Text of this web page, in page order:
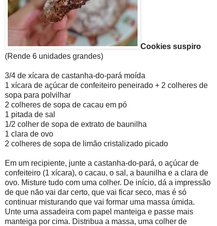
Cookies suspiro
(Rende 6 unidades grandes)
3/4 de xícara de castanha-do-pará moída
1 xícara de açúcar de confeiteiro peneirado + 2 colheres de
sopa para polvilhar
2 colheres de sopa de cacau em pó
1 pitada de sal
1/2 colher de sopa de extrato de baunilha
1 clara de ovo
2 colheres de sopa de limão cristalizado picado
Em um recipiente, junte a castanha-do-pará, o açúcar de
confeiteiro (1 xícara), o cacau, o sal, a baunilha e a clara de
ovo. Misture tudo com uma colher. De início, dá a impressão
de que não vai dar certo, que vai ficar seco, mas é só
continuar misturando que vai formar uma massa úmida.
Unte uma assadeira com papel manteiga e passe mais
manteiga por cima. Distribua a massa, uma colher de